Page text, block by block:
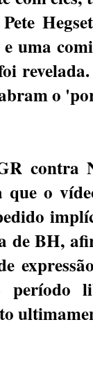
uma
o
contra
o
BH,
período